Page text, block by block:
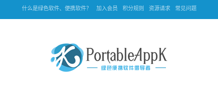
什么是绿色软件、便携软件？ 加入会员 积分规则 资源请求 常见问题